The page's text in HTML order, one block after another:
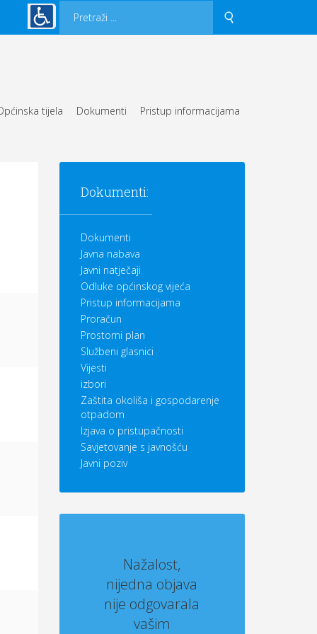
tijela Dokumenti Pristup informacijama
Dokumenti:
Dokumenti
Javna nabava
Javni natječaji
Odluke općinskog vijeća
Pristup informacijama
Proračun
Prostorni plan
Službeni glasnici
Vijesti
izbori
Zaštita okoliša i gospodarenje
otpadom
Izjava o pristupačnosti
Savjetovanje s javnošću
Javni poziv
Nažalost,
nijedna objava
nije odgovarala
vašim